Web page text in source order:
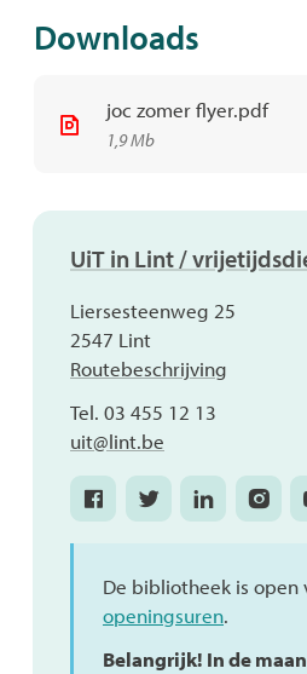
Downloads
joc zomer flyer.pdf
1,9 Mb
Contact
UiT in Lint /
Adres
Liersesteenweg 25
,2547 Lint
Routebeschrijving
Tel. 03 455 12 13
E-
mail
uit@lint.be
Facebook
UiT
in
vrijetijdsdienst
Twitter
UiT
Lint
vrijetijdsdienst
Linkedin
UiT
Lint
vrijetijdsdienst
UiT
Lint
De bibliotheek is open
openingsuren.
Belangrijk! In de